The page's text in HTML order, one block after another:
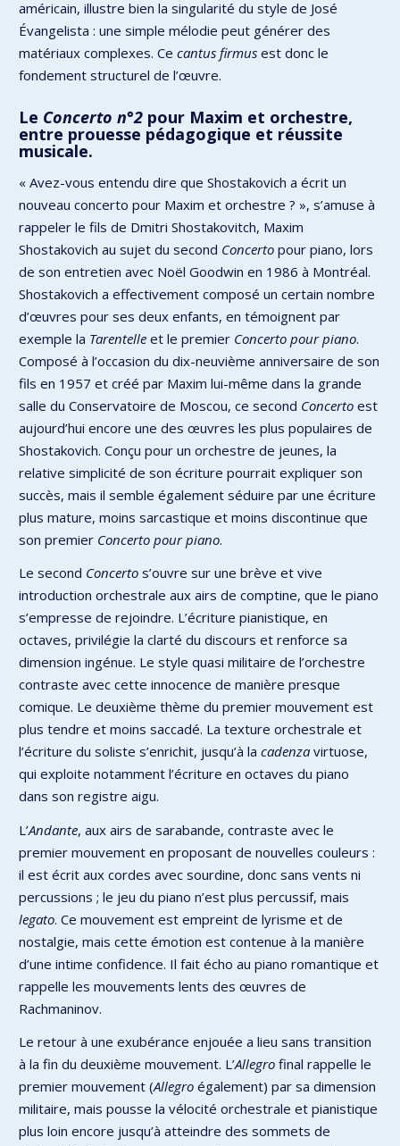
américain, illustre bien la singularité du style de José
Évangelista : une simple mélodie peut générer des
matériaux complexes. Ce cantus firmus est donc le
fondement structurel de l’œuvre.
Le Concerto n°2 pour Maxim et orchestre,
entre prouesse pédagogique et réussite
musicale.
« Avez-vous entendu dire que Shostakovich a écrit un
nouveau concerto pour Maxim et orchestre ? », s’amuse à
rappeler le fils de Dmitri Shostakovitch, Maxim
Shostakovich au sujet du second Concerto pour piano, lors
de son entretien avec Noël Goodwin en 1986 à Montréal.
Shostakovich a effectivement composé un certain nombre
d’œuvres pour ses deux enfants, en témoignent par
exemple la Tarentelle et le premier Concerto pour piano.
Composé à l’occasion du dix-neuvième anniversaire de son
fils en 1957 et créé par Maxim lui-même dans la grande
salle du Conservatoire de Moscou, ce second Concerto est
aujourd’hui encore une des œuvres les plus populaires de
Shostakovich. Conçu pour un orchestre de jeunes, la
relative simplicité de son écriture pourrait expliquer son
succès, mais il semble également séduire par une écriture
plus mature, moins sarcastique et moins discontinue que
son premier Concerto pour piano.
Le second Concerto s’ouvre sur une brève et vive
introduction orchestrale aux airs de comptine, que le piano
s’empresse de rejoindre. L’écriture pianistique, en
octaves, privilégie la clarté du discours et renforce sa
dimension ingénue. Le style quasi militaire de l’orchestre
contraste avec cette innocence de manière presque
comique. Le deuxième thème du premier mouvement est
plus tendre et moins saccadé. La texture orchestrale et
l’écriture du soliste s’enrichit, jusqu’à la cadenza virtuose,
qui exploite notamment l’écriture en octaves du piano
dans son registre aigu.
L’Andante, aux airs de sarabande, contraste avec le
premier mouvement en proposant de nouvelles couleurs :
il est écrit aux cordes avec sourdine, donc sans vents ni
percussions ; le jeu du piano n’est plus percussif, mais
legato. Ce mouvement est empreint de lyrisme et de
nostalgie, mais cette émotion est contenue à la manière
d’une intime confidence. Il fait écho au piano romantique et
rappelle les mouvements lents des œuvres de
Rachmaninov.
Le retour à une exubérance enjouée a lieu sans transition
à la fin du deuxième mouvement. L’Allegro final rappelle le
premier mouvement (Allegro également) par sa dimension
militaire, mais pousse la vélocité orchestrale et pianistique
plus loin encore jusqu’à atteindre des sommets de